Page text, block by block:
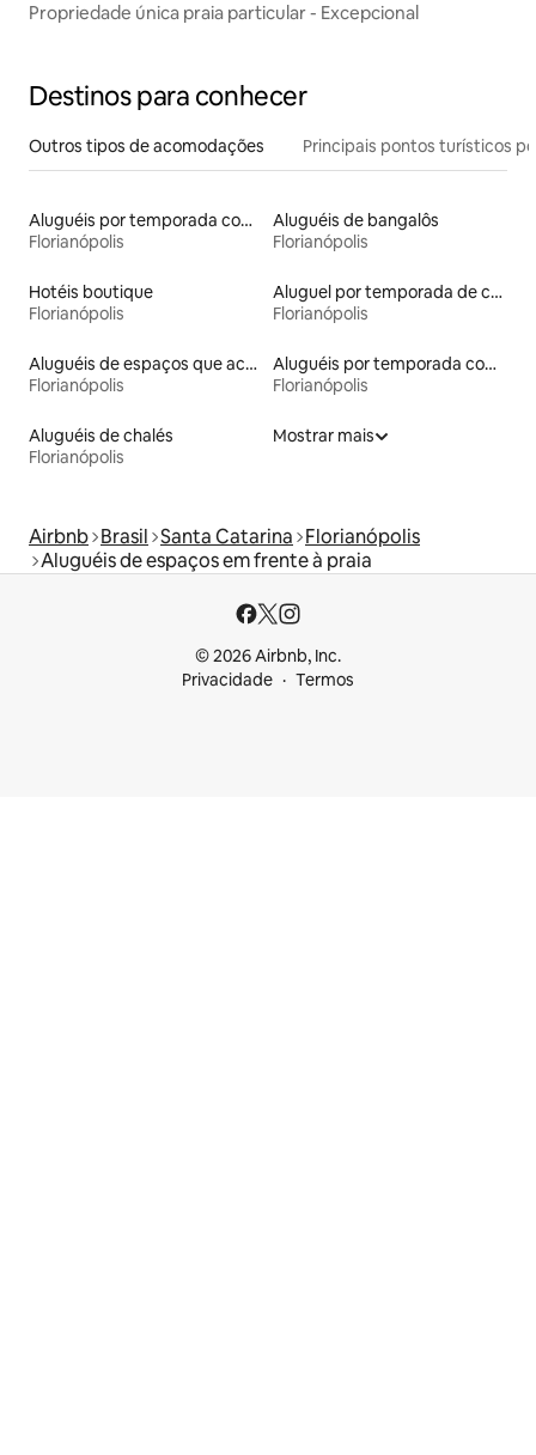
Propriedade única praia particular - Excepcional
Destinos para conhecer
Outros tipos de acomodações Principais pontos turísticos
Aluguéis por temporada com acesso ao lago
Florianópolis
Aluguéis de bangalôs
Florianópolis
Hotéis boutique
Florianópolis
Aluguel por temporada de casas na terra
Florianópolis
Aluguéis de espaços que aceitam animais de estimação
Florianópolis
Aluguéis por temporada com suítes privativas
Florianópolis
Aluguéis de chalés
Florianópolis
Mostrar mais
Airbnb Brasil Santa Catarina Florianópolis
Aluguéis de espaços em frente à praia
© 2026 Airbnb, Inc.
Privacidade
Termos